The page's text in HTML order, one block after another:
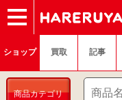
ショップ
買取
記事
デッキ検索
デッキ構築
選手一覧
店舗一覧
イベント
ヘルプ
お問い合わせ
ショップ 買取 記事
商品カテゴリ